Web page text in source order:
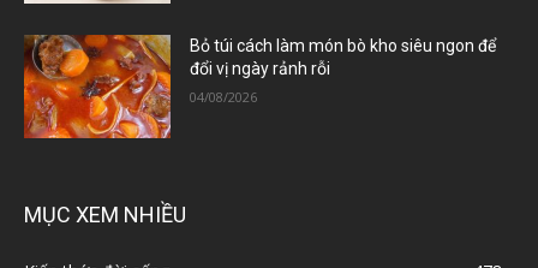
Bỏ túi cách làm món bò kho siêu ngon để
đổi vị ngày rảnh rỗi
04/08/2026
MỤC XEM NHIỀU